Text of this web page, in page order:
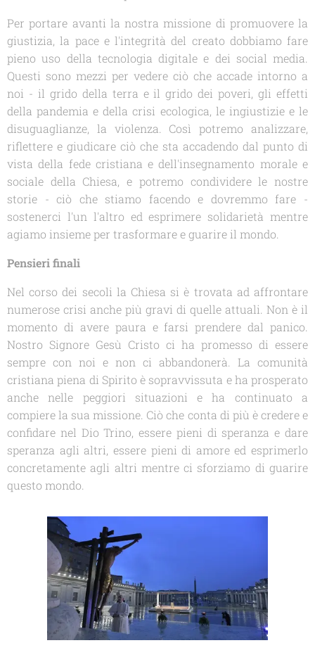
Per portare avanti la nostra missione di promuovere la
giustizia, la pace e l'integrità del creato dobbiamo fare
pieno uso della tecnologia digitale e dei social media.
Questi sono mezzi per vedere ciò che accade intorno a
noi - il grido della terra e il grido dei poveri, gli effetti
della pandemia e della crisi ecologica, le ingiustizie e le
disuguaglianze, la violenza. Così potremo analizzare,
riflettere e giudicare ciò che sta accadendo dal punto di
vista della fede cristiana e dell'insegnamento morale e
sociale della Chiesa, e potremo condividere le nostre
storie - ciò che stiamo facendo e dovremmo fare -
sostenerci l'un l'altro ed esprimere solidarietà mentre
agiamo insieme per trasformare e guarire il mondo.
Pensieri finali
Nel corso dei secoli la Chiesa si è trovata ad affrontare
numerose crisi anche più gravi di quelle attuali. Non è il
momento di avere paura e farsi prendere dal panico.
Nostro Signore Gesù Cristo ci ha promesso di essere
sempre con noi e non ci abbandonerà. La comunità
cristiana piena di Spirito è sopravvissuta e ha prosperato
anche nelle peggiori situazioni e ha continuato a
compiere la sua missione. Ciò che conta di più è credere e
confidare nel Dio Trino, essere pieni di speranza e dare
speranza agli altri, essere pieni di amore ed esprimerlo
concretamente agli altri mentre ci sforziamo di guarire
questo mondo.